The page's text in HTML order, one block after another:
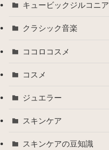
キュービックジルコニア
クラシック音楽
ココロコスメ
コスメ
ジュエラー
スキンケア
スキンケアの豆知識